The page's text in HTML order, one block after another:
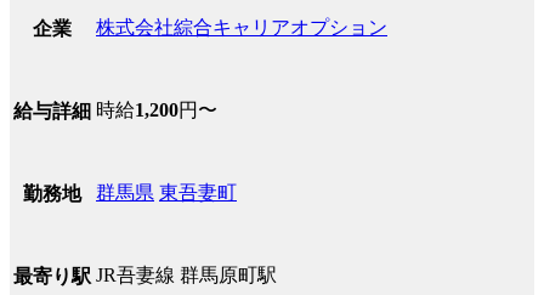
企業 株式会社綜合キャリアオプション
給与詳細 時給1,200円〜
勤務地 群馬県 東吾妻町
最寄り駅 JR吾妻線 群馬原町駅